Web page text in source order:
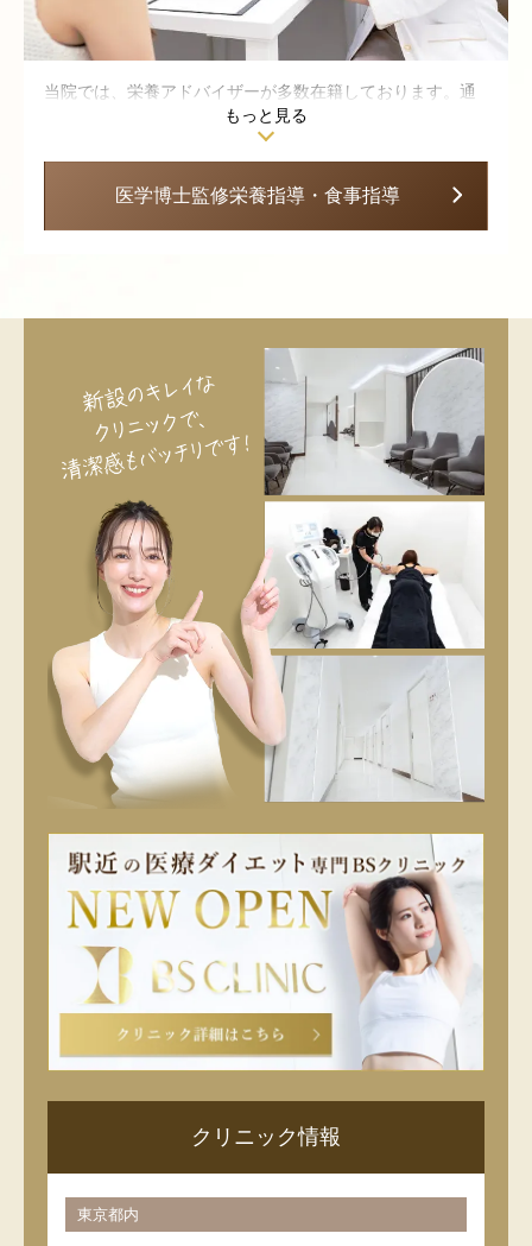
当院では、栄養アドバイザーが多数在籍しております。通
院までの間、どういった栄養管理や食生活をすれば良いの
か、どんな小さな質問も専門知識を持ったスタッフがサポ
美味しく食事を楽しみながらでもダイエットを成功させる
もっと見る
医学博士監修栄養指導・食事指導
クリニック情報
東京都内